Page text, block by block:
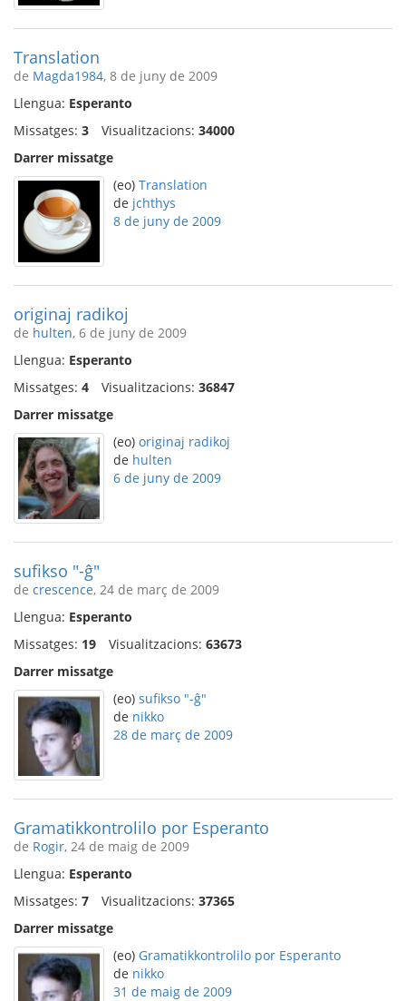
Translation
de Magda1984, 8 de juny de 2009
Llengua: Esperanto
Missatges: 3 Visualitzacions: 34000
Darrer missatge
(eo) Translation
de jchthys
8 de juny de 2009
originaj radikoj
de hulten, 6 de juny de 2009
Llengua: Esperanto
Missatges: 4 Visualitzacions: 36847
Darrer missatge
(eo) originaj radikoj
de hulten
6 de juny de 2009
sufikso "-ĝ"
de crescence, 24 de març de 2009
Llengua: Esperanto
Missatges: 19 Visualitzacions: 63673
Darrer missatge
(eo) sufikso "-ĝ"
de nikko
28 de març de 2009
Gramatikkontrolilo por Esperanto
de Rogir, 24 de maig de 2009
Llengua: Esperanto
Missatges: 7 Visualitzacions: 37365
Darrer missatge
(eo) Gramatikkontrolilo por Esperanto
de nikko
31 de maig de 2009